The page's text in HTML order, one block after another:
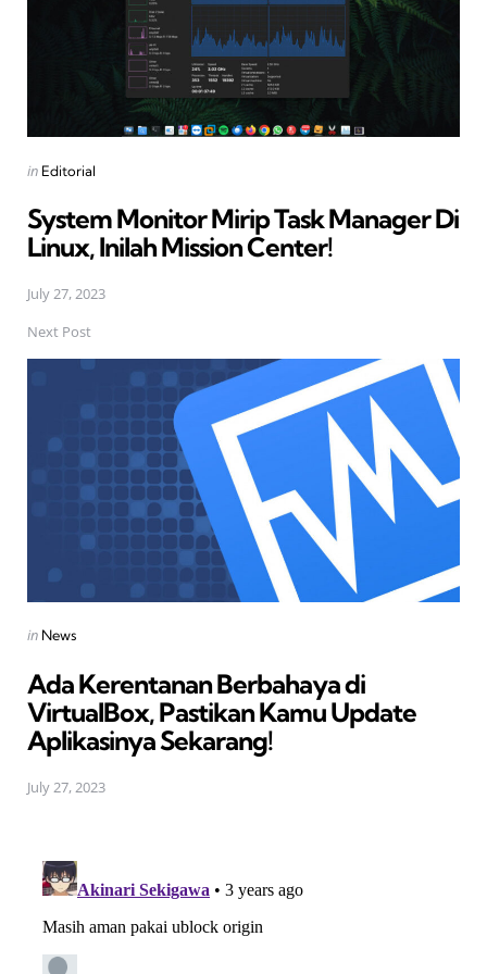
Posted
in Editorial
System Monitor Mirip Task Manager Di
Linux, Inilah Mission Center!
July 27, 2023
Next Post
Posted
in News
Ada Kerentanan Berbahaya di
VirtualBox, Pastikan Kamu Update
Aplikasinya Sekarang!
July 27, 2023